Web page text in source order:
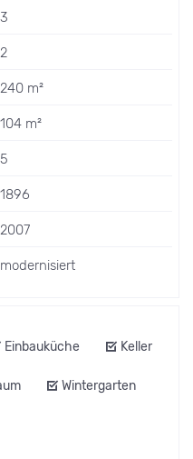
3
2
240 m²
104 m²
5
1896
2007
modernisiert
Einbauküche Keller
Wintergarten